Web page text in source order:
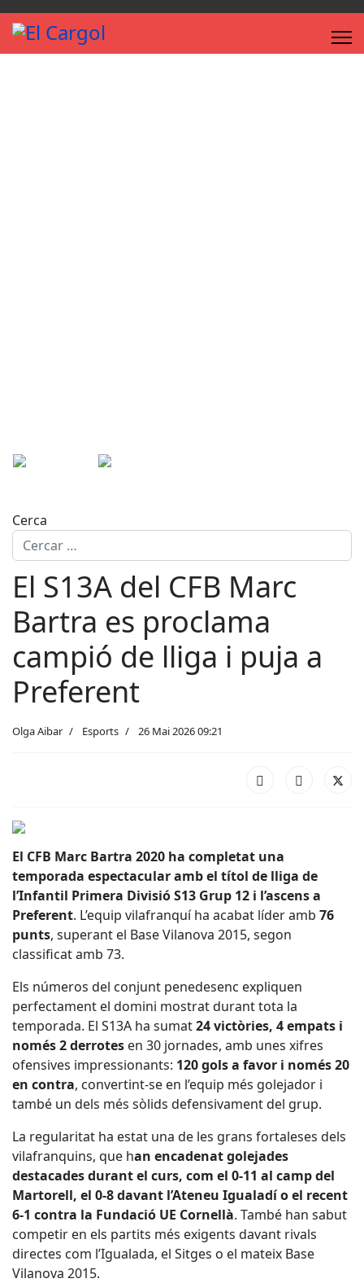
Cerca
El S13A del CFB Marc
Bartra es proclama
campió de lliga i puja a
Preferent
Olga Aibar Esports 26 Mai 2026 09:21
El CFB Marc Bartra 2020 ha completat una
temporada espectacular amb el títol de lliga de
l’Infantil Primera Divisió S13 Grup 12 i l’ascens a
Preferent. L’equip vilafranquí ha acabat líder amb 76
punts, superant el Base Vilanova 2015, segon
classificat amb 73.
Els números del conjunt penedesenc expliquen
perfectament el domini mostrat durant tota la
temporada. El S13A ha sumat24 victòries, 4 empats i
només 2 derrotes en 30 jornades, amb unes xifres
ofensives impressionants: 120 gols a favor i només 20
en contra, convertint-se en l’equip més golejador i
també un dels més sòlids defensivament del grup.
La regularitat ha estat una de les grans fortaleses dels
vilafranquins, que han encadenat golejades
destacades durant el curs, com el 0-11 al camp del
Martorell, el 0-8 davant l’Ateneu Igualadí o el recent
6-1 contra la Fundació UE Cornellà. També han sabut
competir en els partits més exigents davant rivals
directes com l’Igualada, el Sitges o el mateix Base
Vilanova 2015.